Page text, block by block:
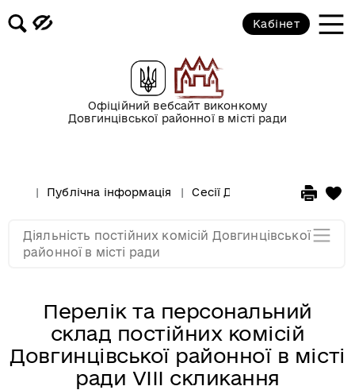
Офіційний вебсайт виконкому
Довгинцівської районної в місті ради
Кабінет
Публічна інформація Сесії Довгинцівської
Перелік та персональний
склад постійних комісій
Довгинцівської районної в місті
ради VIII скликання
Діяльність постійних комісій Довгинцівської
районної в місті ради
скликання
Мапа розділу